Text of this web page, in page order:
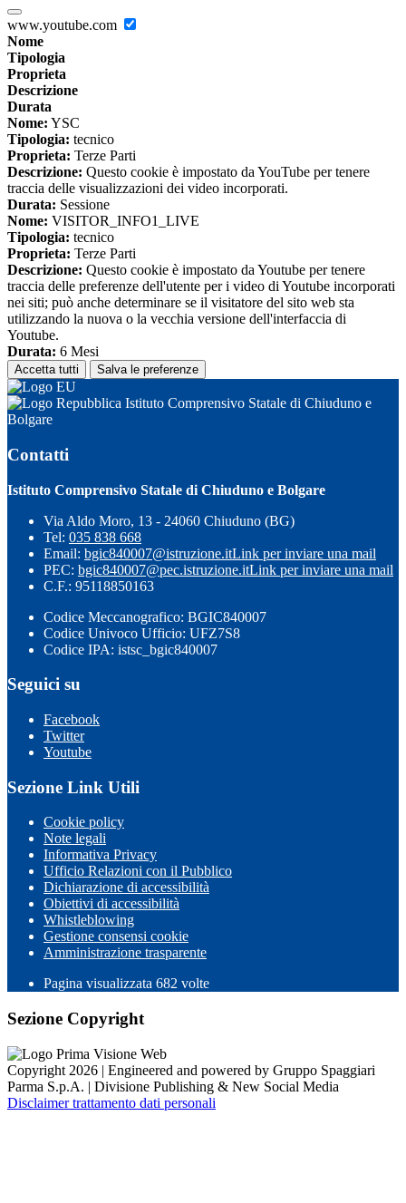
www.youtube.com
Nome
Tipologia
Proprieta
Descrizione
Durata
Nome: YSC
Tipologia: tecnico
Proprieta: Terze Parti
Descrizione: Questo cookie è impostato da YouTube per tenere
traccia delle visualizzazioni dei video incorporati.
Durata: Sessione
Nome: VISITOR_INFO1_LIVE
Tipologia: tecnico
Proprieta: Terze Parti
Descrizione: Questo cookie è impostato da Youtube per tenere
traccia delle preferenze dell'utente per i video di Youtube incorporati
nei siti; può anche determinare se il visitatore del sito web sta
utilizzando la nuova o la vecchia versione dell'interfaccia di
Youtube.
Durata: 6 Mesi
Accetta tutti Salva le preferenze
Istituto Comprensivo Statale di Chiuduno e
Bolgare
Contatti
Istituto Comprensivo Statale di Chiuduno e Bolgare
Via Aldo Moro, 13 - 24060 Chiuduno (BG)
Tel: 035 838 668
Email: bgic840007@istruzione.itLink per inviare una mail
PEC: bgic840007@pec.istruzione.itLink per inviare una mail
C.F.: 95118850163
Codice Meccanografico: BGIC840007
Codice Univoco Ufficio: UFZ7S8
Codice IPA: istsc_bgic840007
Seguici su
Facebook
Twitter
Youtube
Sezione Link Utili
Cookie policy
Note legali
Informativa Privacy
Ufficio Relazioni con il Pubblico
Dichiarazione di accessibilità
Obiettivi di accessibilità
Whistleblowing
Gestione consensi cookie
Amministrazione trasparente
Pagina visualizzata 682 volte
Sezione Copyright
Copyright 2026 | Engineered and powered by Gruppo Spaggiari
Parma S.p.A. | Divisione Publishing & New Social Media
Disclaimer trattamento dati personali